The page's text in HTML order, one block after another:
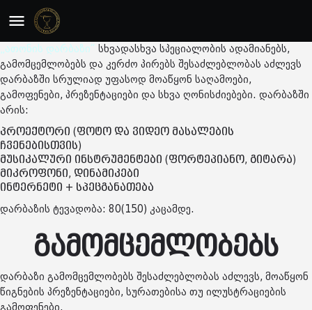
„ათონის დარბაზი“ სხვადასხვა სპეციალობის ადამიანებს,
გამომცემლობებს და კერძო პირებს შესაძლებლობას აძლევს
დარბაზში სრულიად უფასოდ მოაწყონ საღამოები,
გამოფენები, პრეზენტაციები და სხვა ღონისძიებები. დარბაზში
არის:
პროექტორი (ფოტო და ვიდეო მასალების
ჩვენებისთვის)
მუსიკალური ინსტრუმენტები (ფორტეპიანო, გიტარა)
მიკროფონი, დინამიკები
ინტერნეტი + სპეცგანათება
დარბაზის ტევადობა: 80(150) კაცამდე.
გამომცემლობებს
დარბაზი გამომცემლობებს შესაძლებლობას აძლევს, მოაწყონ
წიგნების პრეზენტაციები, სურათებისა თუ ილუსტრაციების
გამოფენები.